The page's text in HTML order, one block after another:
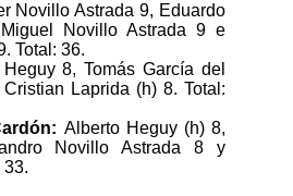
Novillo Astrada 9, Eduardo
Novillo Astrada 9 e
Total: 36.
Heguy 8, Tomás García del
Laprida (h) 8. Total:
Alberto Heguy (h) 8,
Novillo Astrada 8 y
33.